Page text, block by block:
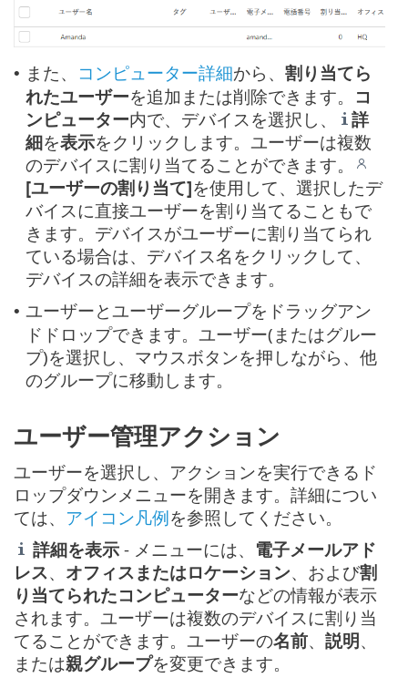
• また、 コンピューター詳細から、 割り当てら
れたユーザーを追加または削除できます。 コ
ンピューター内で、デバイスを選択し、
詳
細を表示をクリックします。ユーザーは複数
のデバイスに割り当てることができます。
[ユーザーの割り当て]を使用して、選択したデ
バイスに直接ユーザーを割り当てることもで
きます。デバイスがユーザーに割り当てられ
ている場合は、デバイス名をクリックして、
デバイスの詳細を表示できます。
• ユーザーとユーザーグループをドラッグアン
ドドロップできます。ユーザー(またはグルー
プ)を選択し、マウスボタンを押しながら、他
のグループに移動します。
ユーザー管理アクション
ユーザーを選択し、アクションを実行できるド
ロップダウンメニューを開きます。詳細につい
ては、 アイコン凡例を参照してください。
詳細を表示 - メニューには、 電子メールアド
レス、 オフィスまたはロケーション、および割
り当てられたコンピューターなどの情報が表示
されます。ユーザーは複数のデバイスに割り当
てることができます。ユーザーの名前、 説明、
または親グループを変更できます。